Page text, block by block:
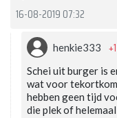
16-08-2019 07:32
henkie333 +1
Schei uit burger is
wat voor
hebben geen tijd
die plek of